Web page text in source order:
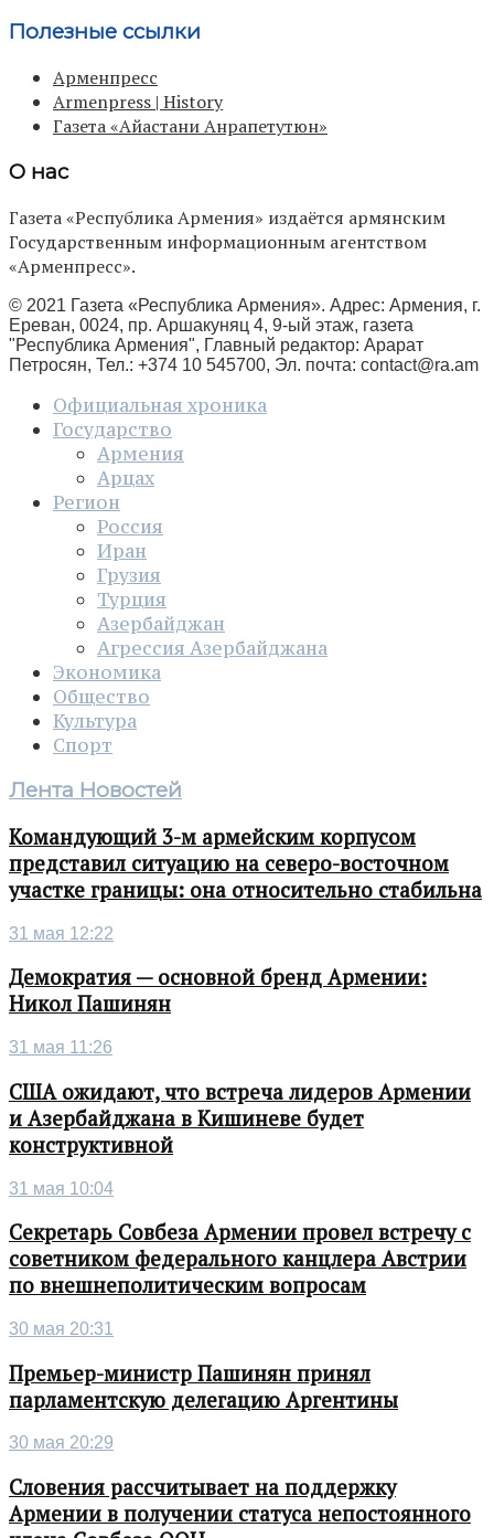
Полезные ссылки
Арменпресс
Armenpress | History
Газета «Айастани Анрапетутюн»
О нас
Газета «Республика Армения» издаётся армянским
Государственным информационным агентством
«Арменпресс».
© 2021 Газета «Республика Армения». Адрес: Армения, г.
Ереван, 0024, пр. Аршакуняц 4, 9-ый этаж, газета
"Республика Армения", Главный редактор: Арарат
Петросян, Тел.: +374 10 545700, Эл. почта: contact@ra.am
Официальная хроника
Государство
Армения
Арцах
Регион
Россия
Иран
Грузия
Турция
Азербайджан
Агрессия Азербайджана
Экономика
Общество
Культура
Спорт
Лента Новостей
Командующий 3-м армейским корпусом
представил ситуацию на северо-восточном
участке границы: она относительно стабильна
31 мая 12:22
Демократия — основной бренд Армении:
Никол Пашинян
31 мая 11:26
США ожидают, что встреча лидеров Армении
и Азербайджана в Кишиневе будет
конструктивной
31 мая 10:04
Секретарь Совбеза Армении провел встречу с
советником федерального канцлера Австрии
по внешнеполитическим вопросам
30 мая 20:31
Премьер-министр Пашинян принял
парламентскую делегацию Аргентины
30 мая 20:29
Словения рассчитывает на поддержку
Армении в получении статуса непостоянного